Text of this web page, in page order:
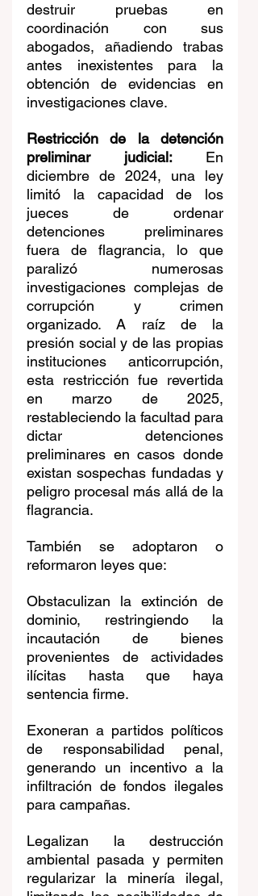
destruir pruebas en
coordinación con sus
abogados, añadiendo trabas
antes inexistentes para la
obtención de evidencias en
investigaciones clave.
Restricción de la detención
preliminar judicial: En
diciembre de 2024, una ley
limitó la capacidad de los
jueces de ordenar
detenciones preliminares
fuera de flagrancia, lo que
paralizó numerosas
investigaciones complejas de
corrupción y crimen
organizado. A raíz de la
presión social y de las propias
instituciones anticorrupción,
esta restricción fue revertida
en marzo de 2025,
restableciendo la facultad para
dictar detenciones
preliminares en casos donde
existan sospechas fundadas y
peligro procesal más allá de la
flagrancia.
También se adoptaron o
reformaron leyes que:
Obstaculizan la extinción de
dominio, restringiendo la
incautación de bienes
provenientes de actividades
ilícitas hasta que haya
sentencia firme.
Exoneran a partidos políticos
de responsabilidad penal,
generando un incentivo a la
infiltración de fondos ilegales
para campañas.
Legalizan la destrucción
ambiental pasada y permiten
regularizar la minería ilegal,